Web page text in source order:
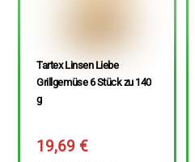
Tartex Linsen Liebe
Grillgemüse 6 Stück zu 140
g
19,69€